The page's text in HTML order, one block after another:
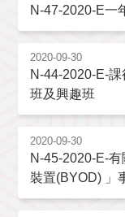
N-47-2020-E一
2020-09-30
N-44-2020-E-
班及興趣班
2020-09-30
N-45-2020-E-
裝置(BYOD) 」